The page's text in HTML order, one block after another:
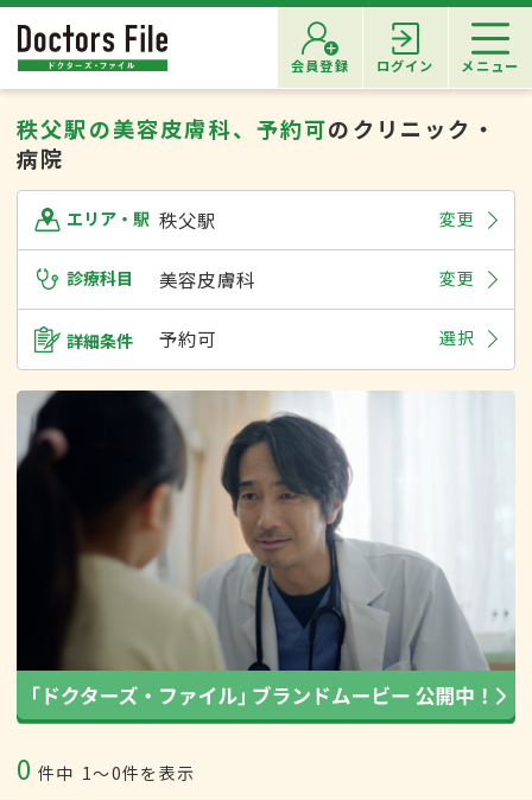
会員登録 ログイン メニュー
秩父駅の美容皮膚科、予約可のクリニック・
病院
エリア・駅 秩父駅 変更
診療科目 美容皮膚科 変更
詳細条件 予約可 選択
0 件中 1〜0件を表示